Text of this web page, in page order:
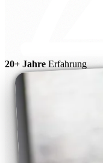
20+ Jahre Erfahrung